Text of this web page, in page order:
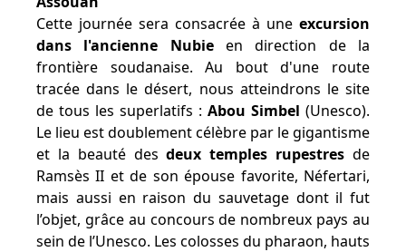
Cette journée sera consacrée à une excursion
dans l'ancienne Nubieen direction de la
frontière soudanaise. Au bout d'une route
tracée dans le désert, nous atteindrons le site
de tous les superlatifs : Abou Simbel (Unesco).
Le lieu est doublement célèbre par le gigantisme
et la beauté desdeux temples rupestres de
Ramsès II et de son épouse favorite, Néfertari,
mais aussi en raison du sauvetage dont il fut
l’objet, grâce au concours de nombreux pays au
sein de l’Unesco. Les colosses du pharaon, hauts